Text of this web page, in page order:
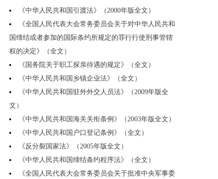
《中华人民共和国引渡法》（2000年版全文）
《全国人民代表大会常务委员会关于对中华人民共和
国缔结或者参加的国际条约所规定的罪行行使刑事管辖
权的决定》（全文）
《国务院关于职工探亲待遇的规定》（全文）
《中华人民共和国乡镇企业法》（全文）
《中华人民共和国驻外外交人员法》（2009年版全
文）
《中华人民共和国海关关衔条例》（2003年版全文）
《中华人民共和国户口登记条例》（全文）
《反分裂国家法》（2005年版全文）
《中华人民共和国缔结条约程序法》（全文）
《全国人民代表大会常务委员会关于批准中央军事委